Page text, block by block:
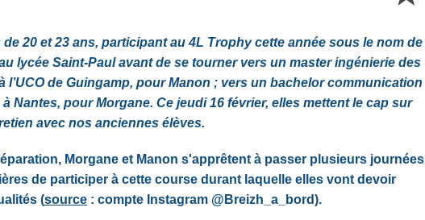
20 et 23 ans, participant au 4L Trophy cette année sous le nom de
lycée Saint-Paul avant de se tourner vers un master ingénierie des
l’UCO de Guingamp, pour Manon ; vers un bachelor communication
Nantes, pour Morgane. Ce jeudi 16 février, elles mettent le cap sur
avec nos anciennes élèves.
Morgane et Manon s'apprêtent à passer plusieurs journées
de participer à cette course durant laquelle elles vont devoir
(source : compte Instagram @Breizh_a_bord).